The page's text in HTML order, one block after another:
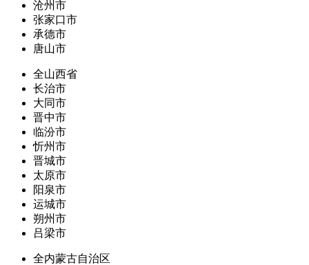
沧州市
张家口市
承德市
唐山市
全山西省
长治市
大同市
晋中市
临汾市
忻州市
晋城市
太原市
阳泉市
运城市
朔州市
吕梁市
全内蒙古自治区